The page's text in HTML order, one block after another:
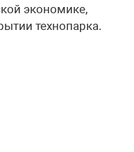
экономике,
технопарка.